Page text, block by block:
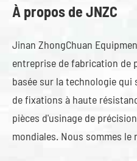
À propos de JNZC
Jinan ZhongChuan
entreprise de fabrication de
basée sur la technologie
de fixations à haute
pièces d'usinage de
mondiales. Nous sommes le